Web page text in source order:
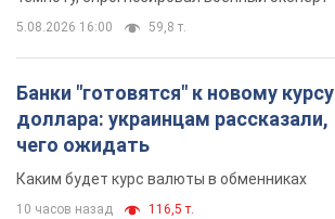
5.08.2026 16:00 59,8 т.
Банки "готовятся" к новому курсу
доллара: украинцам рассказали,
чего ожидать
Каким будет курс валюты в обменниках
10 часов назад 116,5 т.